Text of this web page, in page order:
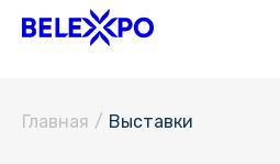
Главная / Выставки